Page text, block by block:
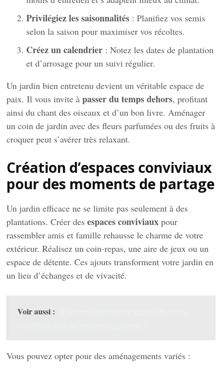
Privilégiez les saisonnalités : Planifiez vos semis
selon la saison pour maximiser vos récoltes.
Créez un calendrier : Notez les dates de plantation
et d’arrosage pour un suivi régulier.
Un jardin bien entretenu devient un véritable espace de
paix. Il vous invite àpasser du temps dehors, profitant
ainsi du chant des oiseaux et d’un bon livre. Aménager
un coin de jardin avec des fleurs parfumées ou des fruits à
croquer peut s’avérer très relaxant.
Création d’espaces conviviaux
pour des moments de partage
Un jardin efficace ne se limite pas seulement à des
plantations. Créer desespaces conviviaux pour
rassembler amis et famille rehausse le charme de votre
extérieur. Réalisez un coin-repas, une aire de jeux ou un
espace de détente. Ces ajouts transforment votre jardin en
un lieu d’échanges et de vivacité.
Voir aussi :
Vous pouvez opter pour des aménagements variés :